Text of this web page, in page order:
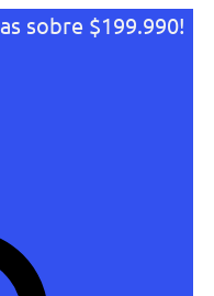
sobre $199.990!